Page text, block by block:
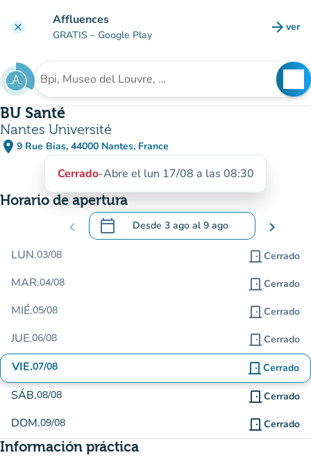
clear Affluences
GRATIS – Google Play arrow_forward ver
Buscar un establecimiento
BU Santé
Nantes Université
place 9 Rue Bias, 44000 Nantes, France
(abrir en Google Maps)
(nueva pestaña)
Cerrado-Abre el lun 17/08 a las 08:30
Horario de apertura
chevron_left calendar_today Desde 3 ago al9 ago
.Abra el calendario para cambiar las
chevron_right
LUN.03/08 door_front Cerrado
MAR.04/08 door_front Cerrado
MIÉ.05/08 door_front Cerrado
JUE.06/08 door_front Cerrado
VIE.07/08 door_front Cerrado
SÁB.08/08 door_front Cerrado
DOM.09/08 door_front Cerrado
Información práctica